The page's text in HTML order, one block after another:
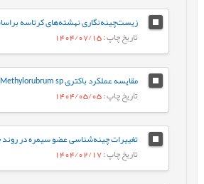
تاریخ چاپ: 1404/07/15
تاریخ چاپ: 1404/05/05
تاریخ چاپ: 1404/02/17